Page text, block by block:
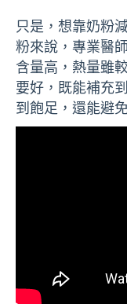
只是，想靠奶粉
粉來說，專業醫
含量高，熱量雖
要好，既能補充
到飽足，還能避